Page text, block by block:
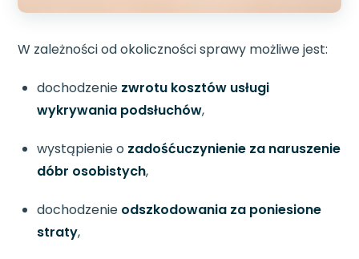
W zależności od okoliczności sprawy możliwe jest:
dochodzenie zwrotu kosztów usługi
wykrywania podsłuchów,
wystąpienie o zadośćuczynienie za naruszenie
dóbr osobistych,
dochodzenie odszkodowania za poniesione
straty,